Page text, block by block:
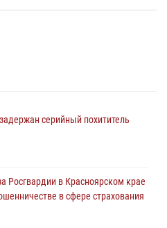
серийный похититель
Росгвардии в Красноярском крае
в сфере страхования